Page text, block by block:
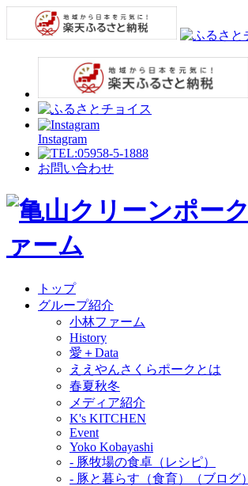
Instagram
お問い合わせ
トップ
グループ紹介
小林ファーム
History
愛＋Data
ええやんさくらポークとは
春夏秋冬
メディア紹介
K's KITCHEN
Event
Yoko Kobayashi
- 豚牧場の食卓（レシピ）
- 豚と暮らす（食育）（ブログ）